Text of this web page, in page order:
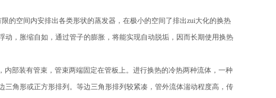
的空间内安排出各类形状的蒸发器，在极小的空间了排出zui大化的换热
，胀缩自如，通过管子的膨胀，将能实现自动脱垢，因而长期使用换热
部装有管束，管束两端固定在管板上。进行换热的冷热两种流体，一种
角形或正方形排列。等边三角形排列较紧凑，管外流体湍动程度高，传